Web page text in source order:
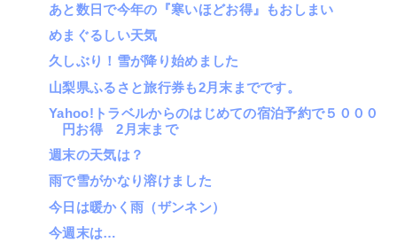
あと数日で今年の『寒いほどお得』もおしまい
めまぐるしい天気
久しぶり！雪が降り始めました
山梨県ふるさと旅行券も2月末までです。
Yahoo!トラベルからのはじめての宿泊予約で５０００
円お得 2月末まで
週末の天気は？
雨で雪がかなり溶けました
今日は暖かく雨（ザンネン）
今週末は…